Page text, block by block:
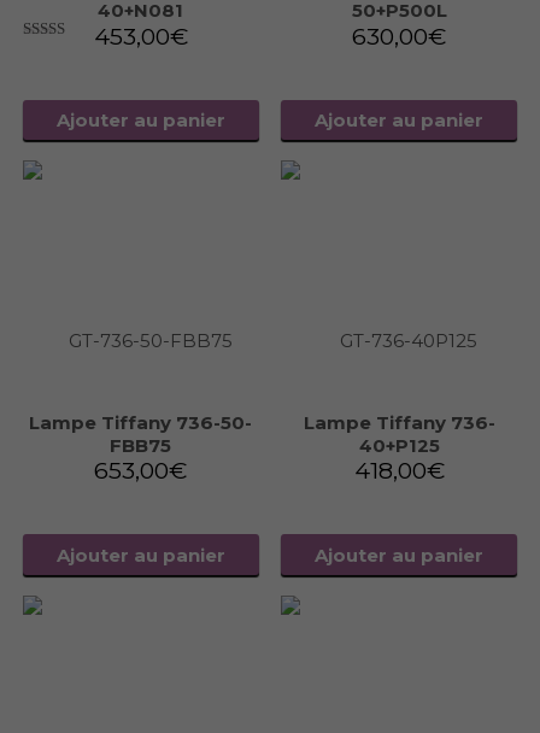
40+N081
453,00€
Ajouter au panier
50+P500L
630,00€
Ajouter au panier
Lampe Tiffany 736-50-
FBB75
653,00€
Ajouter au panier
Lampe Tiffany 736-
40+P125
418,00€
Ajouter au panier